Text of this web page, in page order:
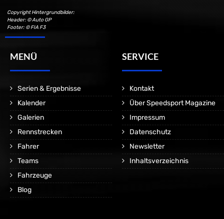
Copyright Hintergrundbilder:
Header: © Auto GP
Footer: © FIA F3
MENÜ
Serien & Ergebnisse
Kalender
Galerien
Rennstrecken
Fahrer
Teams
Fahrzeuge
Blog
SERVICE
Kontakt
Über Speedsport Magazine
Impressum
Datenschutz
Newsletter
Inhaltsverzeichnis